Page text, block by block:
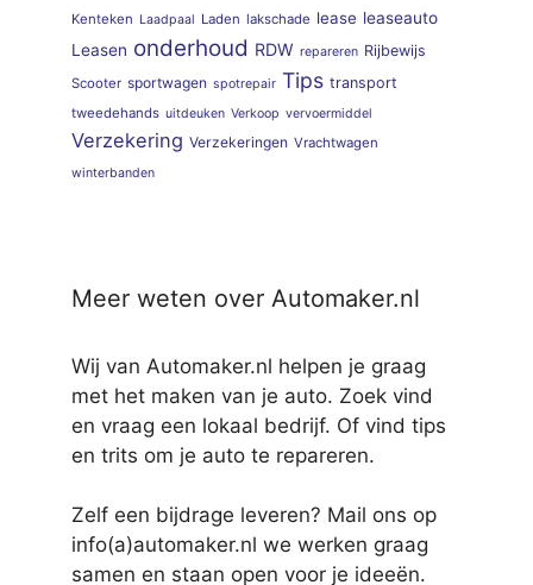
Kenteken Laadpaal Laden lakschade lease leaseauto
Leasen onderhoud RDW repareren Rijbewijs
Scooter sportwagen spotrepair Tips transport
tweedehands uitdeuken Verkoop vervoermiddel
Verzekering Verzekeringen Vrachtwagen
winterbanden
Meer weten over Automaker.nl
Wij van Automaker.nl helpen je graag
met het maken van je auto. Zoek vind
en vraag een lokaal bedrijf. Of vind tips
en trits om je auto te repareren.
Zelf een bijdrage leveren? Mail ons op
info(a)automaker.nl we werken graag
samen en staan open voor je ideeën.